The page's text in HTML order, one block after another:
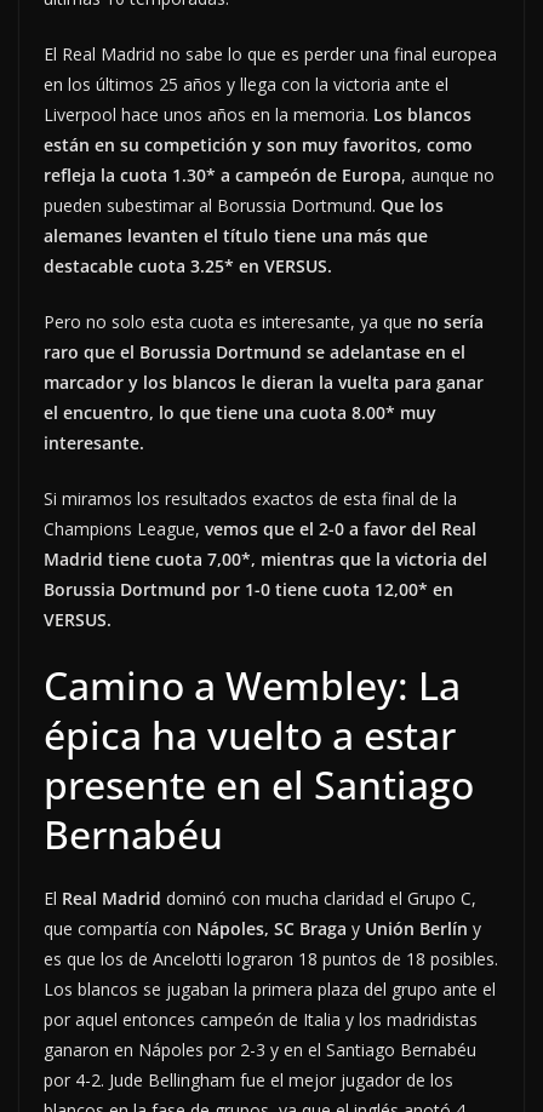
El Real Madrid no sabe lo que es perder una final europea
en los últimos 25 años y llega con la victoria ante el
Liverpool hace unos años en la memoria. Los blancos
están en su competición y son muy favoritos, como
refleja la cuota 1.30* a campeón de Europa, aunque no
pueden subestimar al Borussia Dortmund. Que los
alemanes levanten el título tiene una más que
destacable cuota 3.25* en VERSUS.
Pero no solo esta cuota es interesante, ya que no sería
raro que el Borussia Dortmund se adelantase en el
marcador y los blancos le dieran la vuelta para ganar
el encuentro, lo que tiene una cuota 8.00* muy
interesante.
Si miramos los resultados exactos de esta final de la
Champions League, vemos que el 2-0 a favor del Real
Madrid tiene cuota 7,00*, mientras que la victoria del
Borussia Dortmund por 1-0 tiene cuota 12,00* en
VERSUS.
Camino a Wembley: La
épica ha vuelto a estar
presente en el Santiago
Bernabéu
El Real Madrid dominó con mucha claridad el Grupo C,
que compartía con Nápoles, SC Braga y Unión Berlín y
es que los de Ancelotti lograron 18 puntos de 18 posibles.
Los blancos se jugaban la primera plaza del grupo ante el
por aquel entonces campeón de Italia y los madridistas
ganaron en Nápoles por 2-3 y en el Santiago Bernabéu
por 4-2. Jude Bellingham fue el mejor jugador de los